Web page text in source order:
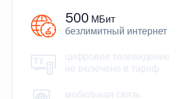
500 МБит
безлимитный интернет
цифровое телевидение
не включено в тариф
мобильная связь